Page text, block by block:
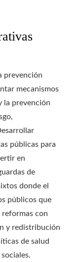
prevención
mecanismos
la prevención
públicas para
en
de
donde el
públicos que
reformas con
y redistribución
de salud